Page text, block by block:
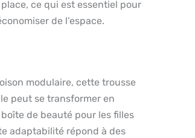
ce qui est essentiel pour
de l’espace.
modulaire, cette trousse
peut se transformer en
de beauté pour les filles
adaptabilité répond à des